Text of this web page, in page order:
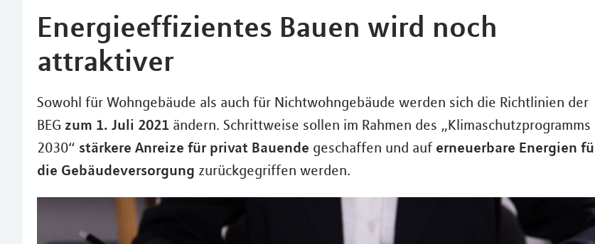
Energieeffizientes Bauen wird noch
attraktiver
Sowohl für Wohngebäude als auch für Nichtwohngebäude werden sich die Richtlinien der
BEG zum 1. Juli 2021 ändern. Schrittweise sollen im Rahmen des „Klimaschutzprogramms
2030“ stärkere Anreize für privat Bauende geschaffen und auf erneuerbare Energien
die Gebäudeversorgung zurückgegriffen werden.